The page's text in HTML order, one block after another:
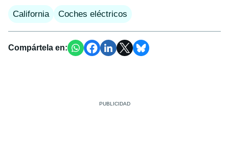
California Coches eléctricos
Compártela en: